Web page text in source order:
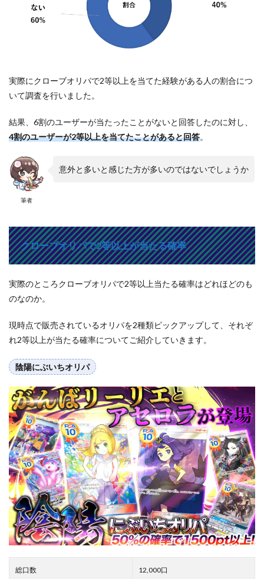
実際にクローブオリパで2等以上を当てた経験がある人の割合につ
いて調査を行いました。
結果、6割のユーザーが当たったことがないと回答したのに対し、
4割のユーザーが2等以上を当てたことがあると回答。
筆者
意外と多いと感じた方が多いのではないでしょうか
クローブオリパで2等以上が当たる確率
実際のところクローブオリパで2等以上当たる確率はどれほどのも
のなのか。
現時点で販売されているオリパを2種類ピックアップして、それぞ
れ2等以上が当たる確率についてご紹介していきます。
陰陽にぶいちオリパ
総口数 12,000口